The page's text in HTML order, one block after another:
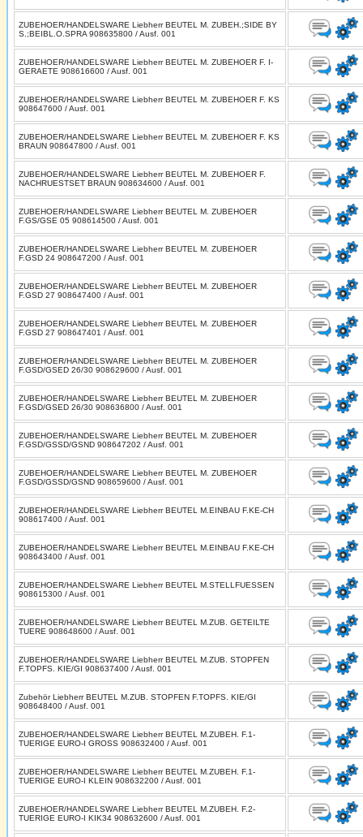
ZUBEHOER/HANDELSWARE Liebherr BEUTEL M. ZUBEH.;SIDE BY
S.;BEIBL.O.SPRA 908635800 / Ausf. 001
ZUBEHOER/HANDELSWARE Liebherr BEUTEL M. ZUBEHOER F. I-
GERAETE 908616600 / Ausf. 001
ZUBEHOER/HANDELSWARE Liebherr BEUTEL M. ZUBEHOER F. KS
908647600 / Ausf. 001
ZUBEHOER/HANDELSWARE Liebherr BEUTEL M. ZUBEHOER F. KS
BRAUN 908647800 / Ausf. 001
ZUBEHOER/HANDELSWARE Liebherr BEUTEL M. ZUBEHOER F.
NACHRUESTSET BRAUN 908634600 / Ausf. 001
ZUBEHOER/HANDELSWARE Liebherr BEUTEL M. ZUBEHOER
F.GS/GSE 05 908614500 / Ausf. 001
ZUBEHOER/HANDELSWARE Liebherr BEUTEL M. ZUBEHOER
F.GSD 24 908647200 / Ausf. 001
ZUBEHOER/HANDELSWARE Liebherr BEUTEL M. ZUBEHOER
F.GSD 27 908647400 / Ausf. 001
ZUBEHOER/HANDELSWARE Liebherr BEUTEL M. ZUBEHOER
F.GSD 27 908647401 / Ausf. 001
ZUBEHOER/HANDELSWARE Liebherr BEUTEL M. ZUBEHOER
F.GSD/GSED 26/30 908629600 / Ausf. 001
ZUBEHOER/HANDELSWARE Liebherr BEUTEL M. ZUBEHOER
F.GSD/GSED 26/30 908636800 / Ausf. 001
ZUBEHOER/HANDELSWARE Liebherr BEUTEL M. ZUBEHOER
F.GSD/GSSD/GSND 908647202 / Ausf. 001
ZUBEHOER/HANDELSWARE Liebherr BEUTEL M. ZUBEHOER
F.GSD/GSSD/GSND 908659600 / Ausf. 001
ZUBEHOER/HANDELSWARE Liebherr BEUTEL M.EINBAU F.KE-CH
908617400 / Ausf. 001
ZUBEHOER/HANDELSWARE Liebherr BEUTEL M.EINBAU F.KE-CH
908643400 / Ausf. 001
ZUBEHOER/HANDELSWARE Liebherr BEUTEL M.STELLFUESSEN
908615300 / Ausf. 001
ZUBEHOER/HANDELSWARE Liebherr BEUTEL M.ZUB. GETEILTE
TUERE 908648600 / Ausf. 001
ZUBEHOER/HANDELSWARE Liebherr BEUTEL M.ZUB. STOPFEN
F.TOPFS. KIE/GI 908637400 / Ausf. 001
Zubehör Liebherr BEUTEL M.ZUB. STOPFEN F.TOPFS. KIE/GI
908648400 / Ausf. 001
ZUBEHOER/HANDELSWARE Liebherr BEUTEL M.ZUBEH. F.1-
TUERIGE EURO-I GROSS 908632400 / Ausf. 001
ZUBEHOER/HANDELSWARE Liebherr BEUTEL M.ZUBEH. F.1-
TUERIGE EURO-I KLEIN 908632200 / Ausf. 001
ZUBEHOER/HANDELSWARE Liebherr BEUTEL M.ZUBEH. F.2-
TUERIGE EURO-I KIK34 908632600 / Ausf. 001